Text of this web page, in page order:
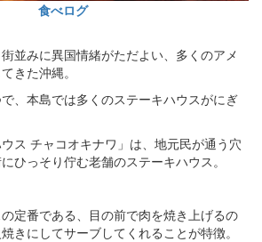
食べログ
並みに異国情緒がただよい、多くのアメ
きた沖縄。
、本島では多くのステーキハウスがにぎ
ス チャコオキナワ」は、地元民が通う穴
ひっそり佇む老舗のステーキハウス。
定番である、目の前で肉を焼き上げるの
きにしてサーブしてくれることが特徴。